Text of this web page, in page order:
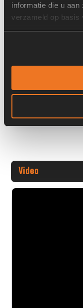
informatie die u
verzameld op basis
Stock number:
Brand: Ragus
Type 1: -
+ Volledige overige
Video